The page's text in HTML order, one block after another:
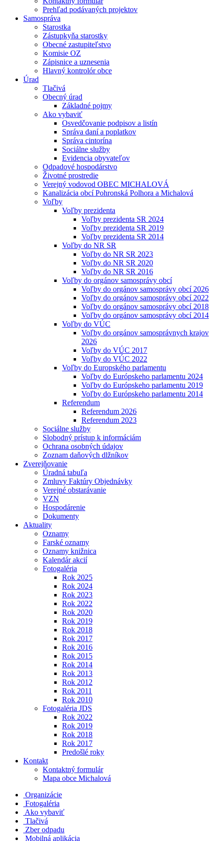
Prehľad podávaných projektov
Samospráva
Starostka
Zástupkyňa starostky
Obecné zastupiteľstvo
Komisie OZ
Zápisnice a uznesenia
Hlavný kontrolór obce
Úrad
Tlačivá
Obecný úrad
Základné pojmy
Ako vybaviť
Osvedčovanie podpisov a listín
Správa daní a poplatkov
Správa cintorína
Sociálne služby
Evidencia obyvateľov
Odpadové hospodárstvo
Životné prostredie
Verejný vodovod OBEC MICHALOVÁ
Kanalizácia obcí Pohronská Polhora a Michalová
Voľby
Voľby prezidenta
Voľby prezidenta SR 2024
Voľby prezidenta SR 2019
Voľby prezidenta SR 2014
Voľby do NR SR
Voľby do NR SR 2023
Voľby do NR SR 2020
Voľby do NR SR 2016
Voľby do orgánov samosprávy obcí
Voľby do orgánov samosprávy obcí 2026
Voľby do orgánov samosprávy obcí 2022
Voľby do orgánov samosprávy obcí 2018
Voľby do orgánov samosprávy obcí 2014
Voľby do VÚC
Voľby do orgánov samosprávnych krajov
2026
Voľby do VÚC 2017
Voľby do VÚC 2022
Voľby do Europského parlamentu
Voľby do Európskeho parlamentu 2024
Voľby do Európskeho parlamentu 2019
Voľby do Európskeho parlamentu 2014
Referendum
Referendum 2026
Referendum 2023
Sociálne služby
Slobodný prístup k informáciám
Ochrana osobných údajov
Zoznam daňových dlžníkov
Zverejňovanie
Úradná tabuľa
Zmluvy Faktúry Objednávky
Verejné obstarávanie
VZN
Hospodárenie
Dokumenty
Aktuality
Oznamy
Farské oznamy
Oznamy knižnica
Kalendár akcií
Fotogaléria
Rok 2025
Rok 2024
Rok 2023
Rok 2022
Rok 2020
Rok 2019
Rok 2018
Rok 2017
Rok 2016
Rok 2015
Rok 2014
Rok 2013
Rok 2012
Rok 2011
Rok 2010
Fotogaléria JDS
Rok 2022
Rok 2019
Rok 2018
Rok 2017
Predošlé roky
Kontakt
Kontaktný formulár
Mapa obce Michalová
Organizácie
Fotogaléria
Ako vybaviť
Tlačivá
Zber odpadu
Mobilná aplikácia